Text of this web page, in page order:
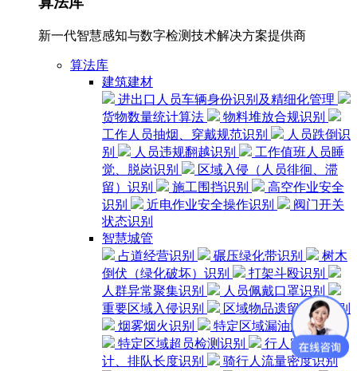
新一代智慧感知与数字检测技术解决方案提供商
算法库
建筑建材
进出口人员车辆身份识别及精细化管理
货物数量统计算法
物料堆放合规识别
工作人员抽烟、穿戴规范识别
人员跌倒识
别
人员违规翻越识别
工作值班人员睡
觉、脱岗识别
区域入侵（人员徘徊、滞
留）识别
施工围挡识别
高空作业安全
识别
近电作业安全操作识别
阀门开关
状态识别
智慧城管
占道经营识别
碾压绿化带识别
树木
倒伏（绿化破坏）识别
打架斗殴识别
人群异常聚集识别
人员佩戴口罩识别
重要区域入侵识别
区域物品遗留检测识别
烟雾烟火识别
特定区域漏油漏水检测
特定区域超员检测识别
行人密度统
计、排队长度识别
骑行人流量密度识别